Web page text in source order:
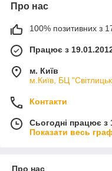
Про нас
100% позитивних з 17
Працює з
м. Київ
м.Київ, БЦ
Контакти
Сьогодні працює з
Показати весь
Про нас